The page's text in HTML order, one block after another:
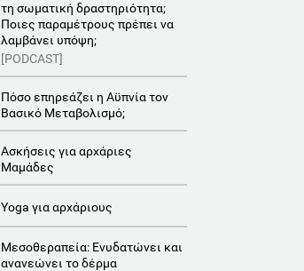
τη σωματική δραστηριότητα;
Ποιες παραμέτρους πρέπει να
λαμβάνει υπόψη;
[PODCAST]
Πόσο επηρεάζει η Αϋπνία τον
Βασικό Μεταβολισμό;
Ασκήσεις για αρχάριες
Μαμάδες
Yoga για αρχάριους
Μεσοθεραπεία: Ενυδατώνει και
ανανεώνει το δέρμα